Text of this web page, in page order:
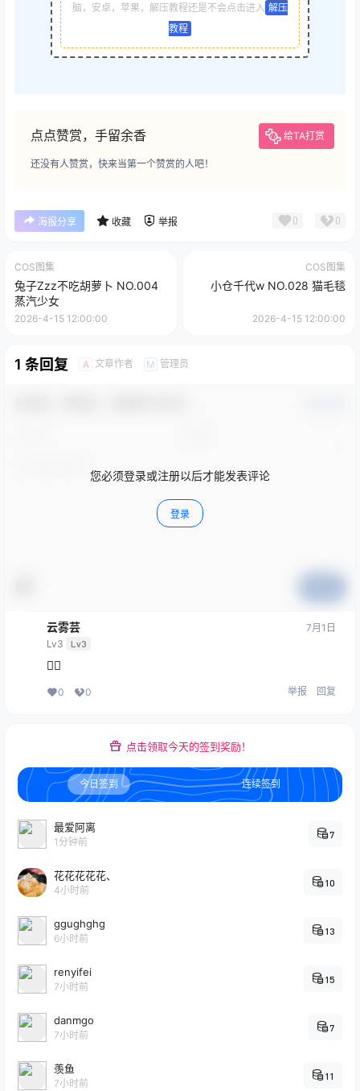
脑，安卓，苹果，解压教程还是不会点击进入 解压
教程
点点赞赏，手留余香 给TA打赏
还没有人赞赏，快来当第一个赞赏的人吧！
海报分享 收藏 举报 0 0
COS图集
兔子Zzz不吃胡萝卜 NO.004
蒸汽少女
2026-4-15 12:00:00
COS图集
小仓千代w NO.028 猫毛毯
2026-4-15 12:00:00
1 条回复 A 文章作者 M 管理员
您必须登录或注册以后才能发表评论
登录
云雾芸
Lv3 Lv3
7月1日
👍🏻
0 0 举报 回复
点击领取今天的签到奖励！
今日签到 连续签到
最爱阿离
1分钟前
7
花花花花花、
4小时前
10
ggughghg
6小时前
13
renyifei
7小时前
15
danmgo
7小时前
7
羡鱼
7小时前
11